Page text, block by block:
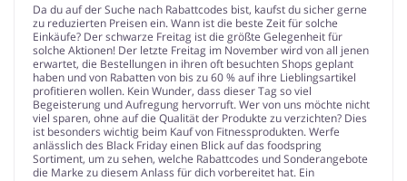
Da du auf der Suche nach Rabattcodes bist, kaufst du sicher gerne
zu reduzierten Preisen ein. Wann ist die beste Zeit für solche
Einkäufe? Der schwarze Freitag ist die größte Gelegenheit für
solche Aktionen! Der letzte Freitag im November wird von all jenen
erwartet, die Bestellungen in ihren oft besuchten Shops geplant
haben und von Rabatten von bis zu 60 % auf ihre Lieblingsartikel
profitieren wollen. Kein Wunder, dass dieser Tag so viel
Begeisterung und Aufregung hervorruft. Wer von uns möchte nicht
viel sparen, ohne auf die Qualität der Produkte zu verzichten? Dies
ist besonders wichtig beim Kauf von Fitnessprodukten. Werfe
anlässlich des Black Friday einen Blick auf das foodspring
Sortiment, um zu sehen, welche Rabattcodes und Sonderangebote
die Marke zu diesem Anlass für dich vorbereitet hat. Ein